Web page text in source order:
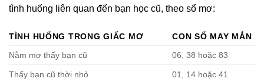
tình huống liên quan đến bạn học cũ, theo sổ mơ:
TÌNH HUỐNG TRONG GIẤC MƠ
CON SỐ MAY MẮN
Nằm mơ thấy bạn cũ
06, 38 hoặc 83
Thấy bạn cũ thời nhỏ 01, 14 hoặc 41